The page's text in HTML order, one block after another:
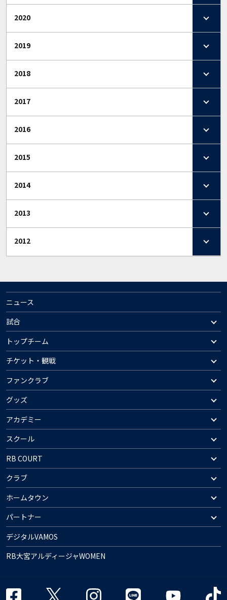
2020
2019
2018
2017
2016
2015
2014
2013
2012
ニュース
試合
トップチーム
チケット・観戦
ファンクラブ
グッズ
アカデミー
スクール
RB COURT
クラブ
ホームタウン
パートナー
デジタルVAMOS
RB大宮アルディージャWOMEN